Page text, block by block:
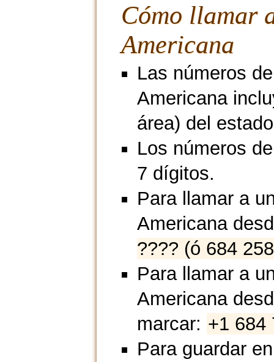
Cómo llamar
Americana
Las números
Americana
área) del
Los números
7 dígitos.
Para llamar a
Americana
???? (ó 684
Para llamar a
Americana
marcar: +1 684
Para guardar